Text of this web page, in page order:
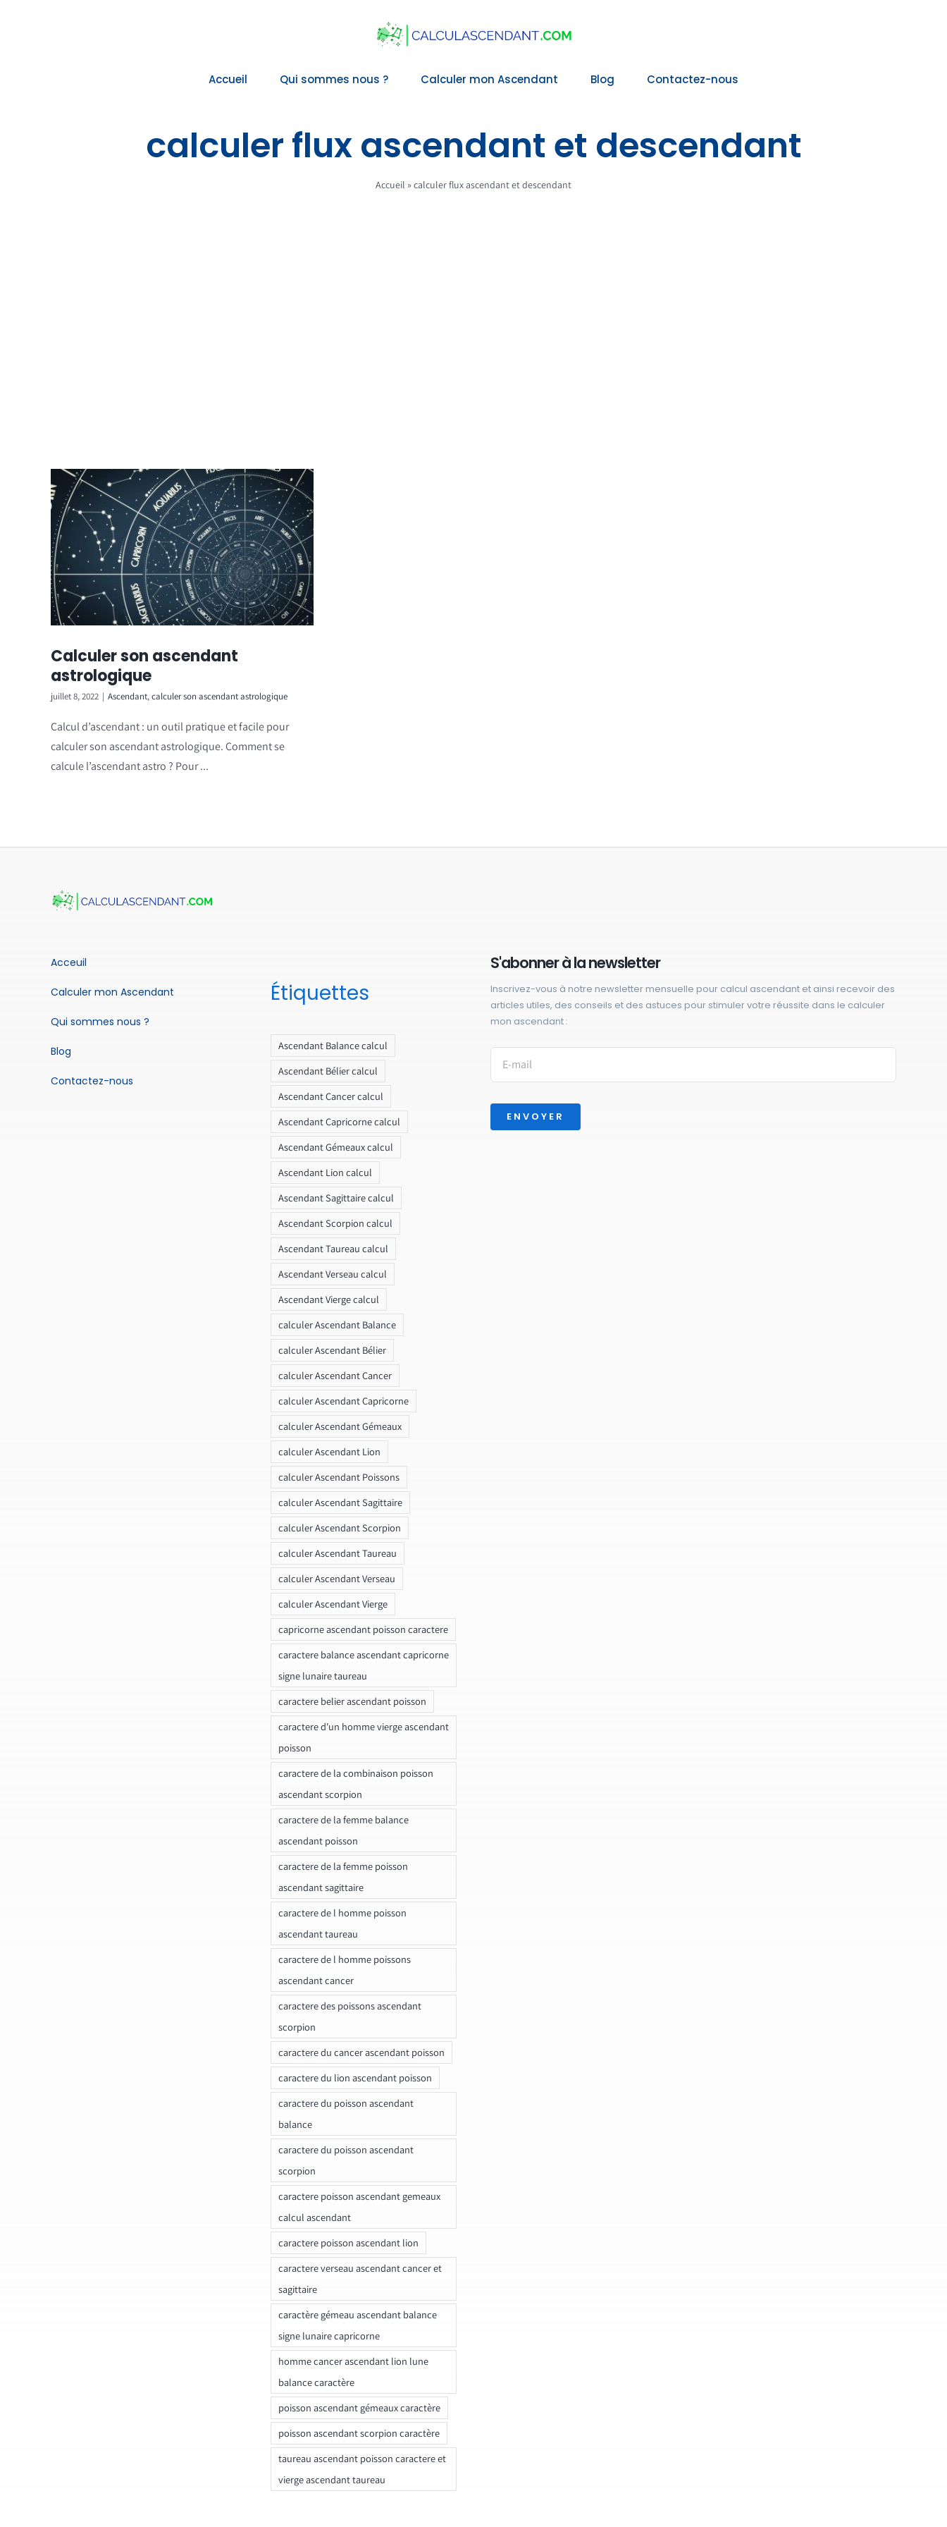
Accueil Qui sommes nous ? Calculer mon Ascendant Blog Contactez-nous
calculer flux ascendant et descendant
Accueil »calculer flux ascendant et descendant
Calculer son ascendant
astrologique
juillet 8, 2022 | Ascendant,calculer son ascendant astrologique
Calcul d’ascendant : un outil pratique et facile pour
calculer son ascendant astrologique. Comment se
calcule l’ascendant astro ? Pour ...
Acceuil
Calculer mon Ascendant
Qui sommes nous ?
Blog
Contactez-nous
Étiquettes
Ascendant Balance calcul
Ascendant Bélier calcul
Ascendant Cancer calcul
Ascendant Capricorne calcul
Ascendant Gémeaux calcul
Ascendant Lion calcul
Ascendant Sagittaire calcul
Ascendant Scorpion calcul
Ascendant Taureau calcul
Ascendant Verseau calcul
Ascendant Vierge calcul
calculer Ascendant Balance
calculer Ascendant Bélier
calculer Ascendant Cancer
calculer Ascendant Capricorne
calculer Ascendant Gémeaux
calculer Ascendant Lion
calculer Ascendant Poissons
calculer Ascendant Sagittaire
calculer Ascendant Scorpion
calculer Ascendant Taureau
calculer Ascendant Verseau
calculer Ascendant Vierge
capricorne ascendant poisson caractere
caractere balance ascendant capricorne
signe lunaire taureau
caractere belier ascendant poisson
caractere d'un homme vierge ascendant
poisson
caractere de la combinaison poisson
ascendant scorpion
caractere de la femme balance
ascendant poisson
caractere de la femme poisson
ascendant sagittaire
caractere de l homme poisson
ascendant taureau
caractere de l homme poissons
ascendant cancer
caractere des poissons ascendant
scorpion
caractere du cancer ascendant poisson
caractere du lion ascendant poisson
caractere du poisson ascendant
balance
caractere du poisson ascendant
scorpion
caractere poisson ascendant gemeaux
calcul ascendant
caractere poisson ascendant lion
caractere verseau ascendant cancer et
sagittaire
caractère gémeau ascendant balance
signe lunaire capricorne
homme cancer ascendant lion lune
balance caractère
poisson ascendant gémeaux caractère
poisson ascendant scorpion caractère
taureau ascendant poisson caractere et
vierge ascendant taureau
S'abonner à la newsletter
Inscrivez-vous à notre newsletter mensuelle pour calcul ascendant et ainsi recevoir des
articles utiles, des conseils et des astuces pour stimuler votre réussite dans le calculer
mon ascendant :
ENVOYER